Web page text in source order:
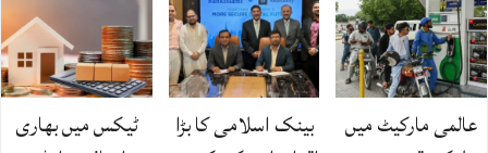
عالمی مارکیٹ میں
بینک اسلامی کا بڑا
ٹیکس میں بھاری